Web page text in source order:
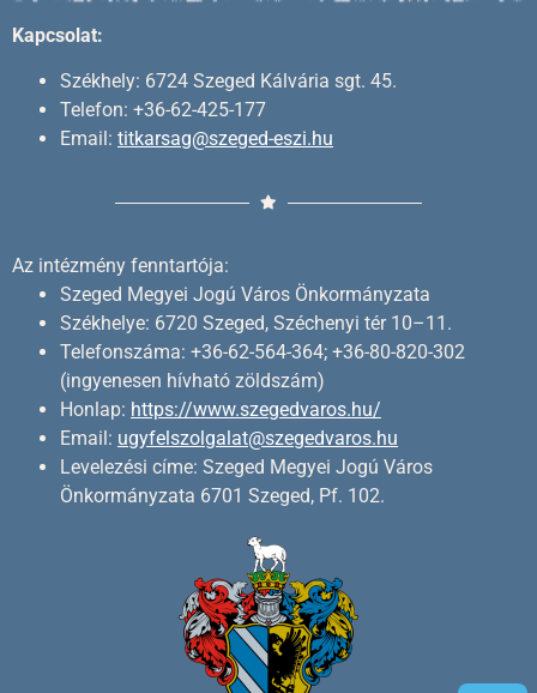
Kapcsolat:
Székhely: 6724 Szeged Kálvária sgt. 45.
Telefon: +36-62-425-177
Email: titkarsag@szeged-eszi.hu
Az intézmény fenntartója:
Szeged Megyei Jogú Város Önkormányzata
Székhelye: 6720 Szeged, Széchenyi tér 10–11.
Telefonszáma: +36-62-564-364; +36-80-820-302
(ingyenesen hívható zöldszám)
Honlap: https://www.szegedvaros.hu/
Email: ugyfelszolgalat@szegedvaros.hu
Levelezési címe: Szeged Megyei Jogú Város
Önkormányzata 6701 Szeged, Pf. 102.